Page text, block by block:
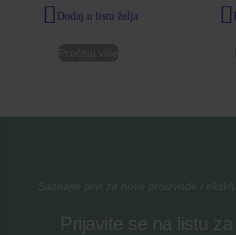
Dodaj u listu želja
Saznajte prvi za nove proizvode i
Prijavite se na listu za